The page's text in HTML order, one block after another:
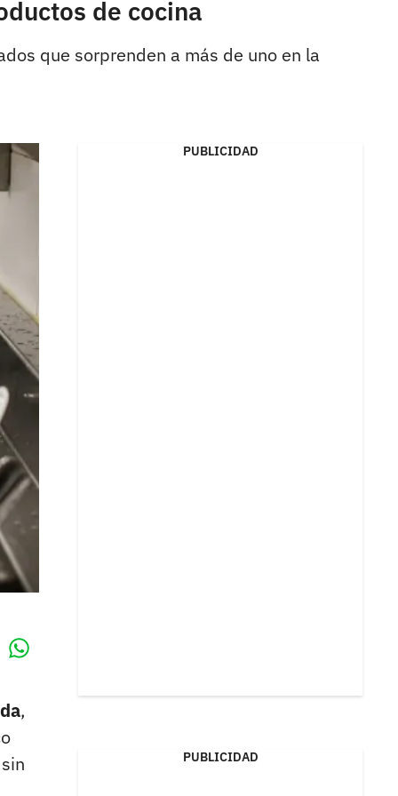
de cocina
que sorprenden a más de uno en la
,
PUBLICIDAD
PUBLICIDAD